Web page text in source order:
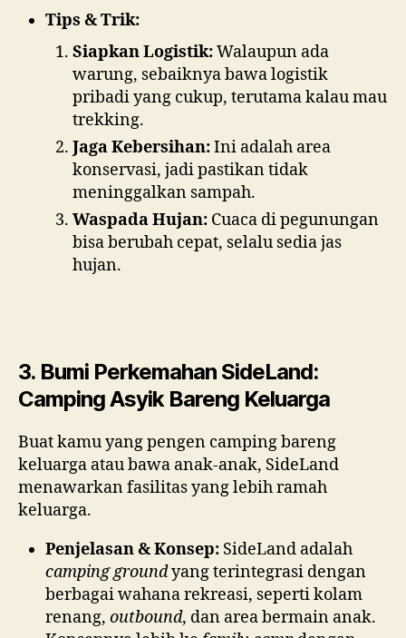
t
e
r
a
t
Tips & Trik:
Siapkan Logistik:Walaupun ada
warung, sebaiknya bawa logistik
pribadi yang cukup, terutama kalau mau
trekking.
Jaga Kebersihan:Ini adalah area
konservasi, jadi pastikan tidak
meninggalkan sampah.
Waspada Hujan: Cuaca di pegunungan
bisa berubah cepat, selalu sedia jas
hujan.
3. Bumi Perkemahan SideLand:
Camping Asyik Bareng Keluarga
Buat kamu yang pengen camping bareng
keluarga atau bawa anak-anak, SideLand
menawarkan fasilitas yang lebih ramah
keluarga.
Penjelasan & Konsep: SideLand adalah
camping groundyang terintegrasi dengan
berbagai wahana rekreasi, seperti kolam
renang, outbound, dan area bermain anak.